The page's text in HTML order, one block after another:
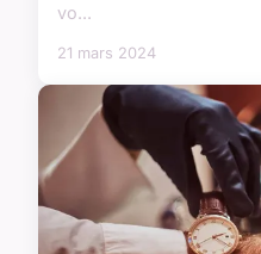
vo...
21 mars 2024